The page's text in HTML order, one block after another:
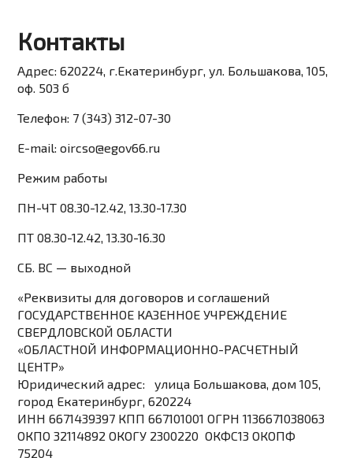
Контакты
Адрес: 620224, г.Екатеринбург, ул. Большакова, 105,
оф. 503 б
Телефон: 7 (343) 312-07-30
E-mail:oircso@egov66.ru
Режим работы
ПН-ЧТ 08.30-12.42, 13.30-17.30
ПТ 08.30-12.42, 13.30-16.30
СБ. ВС — выходной
«Реквизиты для договоров и соглашений
ГОСУДАРСТВЕННОЕ КАЗЕННОЕ УЧРЕЖДЕНИЕ
СВЕРДЛОВСКОЙ ОБЛАСТИ
«ОБЛАСТНОЙ ИНФОРМАЦИОННО-РАСЧЕТНЫЙ
ЦЕНТР»
Юридический адрес:
улица Большакова, дом 105,
город Екатеринбург, 620224
ИНН 6671439397 КПП 667101001ОГРН 1136671038063
ОКПО 32114892ОКОГУ 2300220ОКФС13ОКОПФ
75204